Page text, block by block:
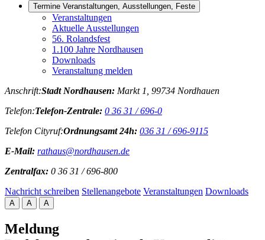
Termine Veranstaltungen, Ausstellungen, Feste
Veranstaltungen
Aktuelle Ausstellungen
56. Rolandsfest
1.100 Jahre Nordhausen
Downloads
Veranstaltung melden
Anschrift:Stadt Nordhausen: Markt 1, 99734 Nordhauen
Telefon:Telefon-Zentrale: 0 36 31 / 696-0
Telefon Cityruf:Ordnungsamt 24h: 036 31 / 696-9115
E-Mail: rathaus@nordhausen.de
Zentralfax: 0 36 31 / 696-800
Nachricht schreiben Stellenangebote Veranstaltungen Downloads
A A A
Meldung